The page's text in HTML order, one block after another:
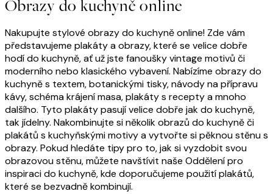
Obrazy do kuchyně online
Nakupujte stylové obrazy do kuchyně online! Zde vám
představujeme plakáty a obrazy, které se velice dobře
hodí do kuchyně, ať už jste fanoušky vintage motivů či
moderního nebo klasického vybavení. Nabízíme obrazy do
kuchyně s textem, botanickými tisky, návody na přípravu
kávy, schéma krájení masa, plakáty s recepty a mnoho
dalšího. Tyto plakáty pasují velice dobře jak do kuchyně,
tak jídelny. Nakombinujte si několik obrazů do kuchyně či
plakátů s kuchyňskými motivy a vytvořte si pěknou stěnu s
obrazy. Pokud hledáte tipy pro to, jak si vyzdobit svou
obrazovou stěnu, můžete navštívit naše Oddělení pro
inspiraci do kuchyně, kde doporučujeme použití plakátů,
které se bezvadně kombinují.